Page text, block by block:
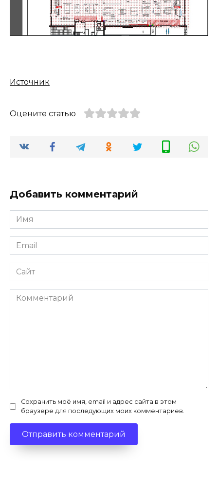
Источник
Оцените статью
Добавить комментарий
Имя
*
Email
*
Сайт
Комментарий
Сохранить моё имя, email и адрес сайта в этом
браузере для последующих моих комментариев.